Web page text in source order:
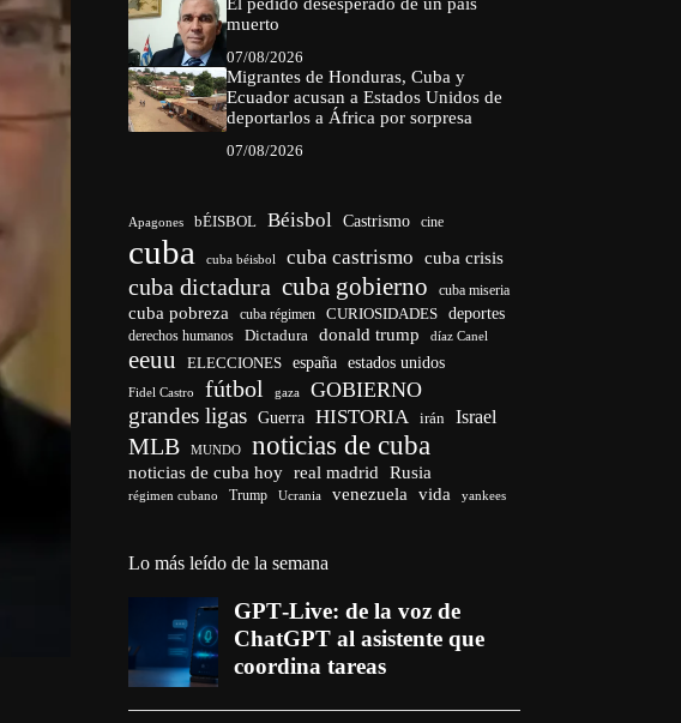
El pedido desesperado de un país
muerto
07/08/2026
Migrantes de Honduras, Cuba y
Ecuador acusan a Estados Unidos de
deportarlos a África por sorpresa
07/08/2026
Apagones bÉISBOL Béisbol Castrismo cine
cuba cuba béisbol cuba castrismo cuba crisis
cuba dictadura cuba gobierno cuba miseria
cuba pobreza cuba régimen CURIOSIDADES deportes
derechos humanos Dictadura donald trump díaz Canel
eeuu ELECCIONES españa estados unidos
Fidel Castro fútbol gaza GOBIERNO
grandes ligas Guerra HISTORIA irán Israel
MLB MUNDO noticias de cuba
noticias de cuba hoy real madrid Rusia
régimen cubano Trump Ucrania venezuela vida yankees
Lo más leído de la semana